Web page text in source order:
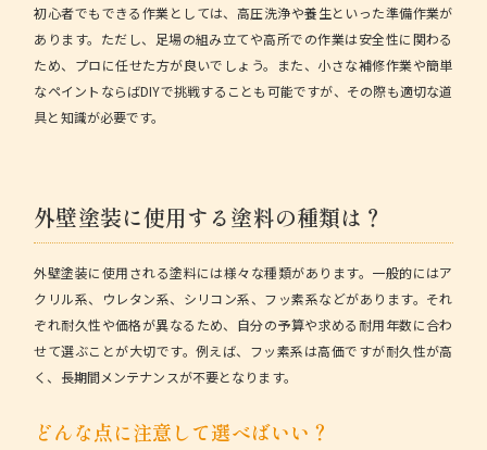
初心者でもできる作業としては、高圧洗浄や養生といった準備作業が
あります。ただし、足場の組み立てや高所での作業は安全性に関わる
ため、プロに任せた方が良いでしょう。また、小さな補修作業や簡単
なペイントならばDIYで挑戦することも可能ですが、その際も適切な道
具と知識が必要です。
外壁塗装に使用する塗料の種類は？
外壁塗装に使用される塗料には様々な種類があります。一般的にはア
クリル系、ウレタン系、シリコン系、フッ素系などがあります。それ
ぞれ耐久性や価格が異なるため、自分の予算や求める耐用年数に合わ
せて選ぶことが大切です。例えば、フッ素系は高価ですが耐久性が高
く、長期間メンテナンスが不要となります。
どんな点に注意して選べばいい？